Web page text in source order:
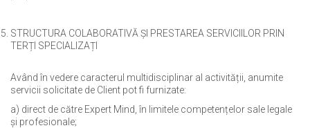
STRUCTURA COLABORATIVĂ ȘI PRESTAREA SERVICIILOR PRIN
TERȚI SPECIALIZAȚI
Având în vedere caracterul multidisciplinar al activității, anumite
servicii solicitate de Client pot fi furnizate:
a) direct de către Expert Mind, în limitele competențelor sale legale
și profesionale;